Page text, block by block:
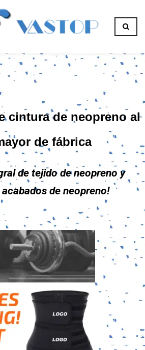
cintura de neopreno al
de fábrica
de tejido de neopreno y
de neopreno!